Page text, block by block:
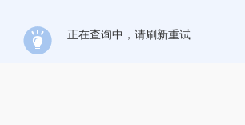
正在查询中，请刷新重试